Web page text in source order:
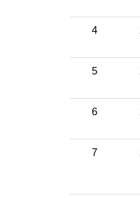
4
5
6
7